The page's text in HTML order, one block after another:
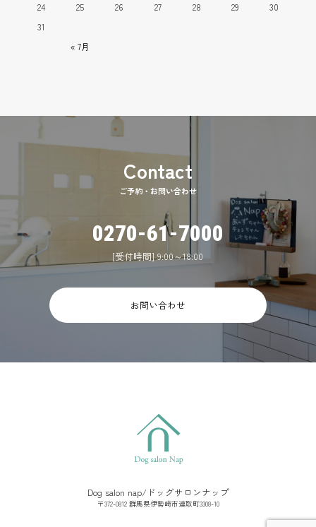
« 7月
24
25 26 27 28 29
30
31
ご予約・お問い合わせ
0270-61-7000
[受付時間] 9:00～18:00
お問い合わせ
Dog salon nap/ドッグサロンナップ
〒372-0812 群馬県伊勢崎市連取町3308-10